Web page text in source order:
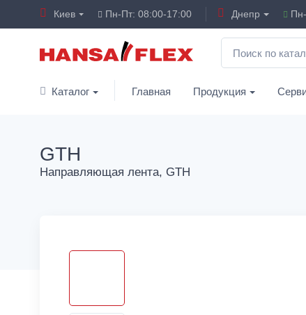
Киев Пн-Пт: 08:00-17:00 Днепр
Каталог Главная Продукция
GTH
Направляющая лента, GTH